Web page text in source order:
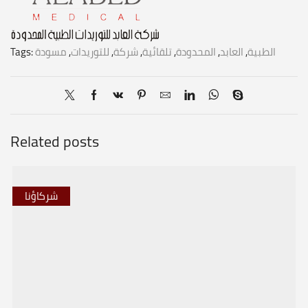
Tags: الطبية,العابد,المحدودة,تلقائية,شركة,للتوريدات,مسودة
Related posts
شركاؤنا